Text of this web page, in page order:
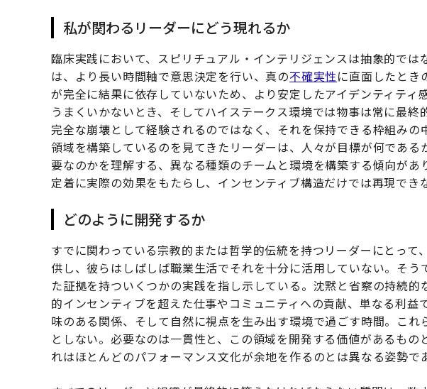
私が関わるリーダーにどう現れるか
臨床実践において、スピリチュアル・インテリジェンスは抽象的では
は、より長い時間軸で意思決定を行い、真の不確実性に直面したとき
が完全に結果に依存していないため、より安定したアイデンティティ
うまくいかないとき、そしてハイステークス環境では物事は常に最
完全な崩壊として経験されるのではなく、それを保持できる枠組み
領域を構築しているのを見てきたリーダーは、人々が目標が何であ
要なのかを理解する、異なる種類のチームと環境を構築する傾向があ
定着に実際の効果をもたらし、インセンティブ構造だけでは再現でき
どのように開発するか
すでに関わっている宗教的または哲学的伝統を持つリーダーにとって
供し、彼らはしばしば職業生活でそれを十分に活用していない。そう
た証拠を持ついくつかの実践を指し示している。沈黙と省察の持続
的インセンティブを超えた仕事やコミュニティへの貢献、単なる利益
味のある関係、そして自然に視点を生み出す環境で過ごす時間。こ
としない。必要なのは一貫性と、この領域を開発する価値があるもの
れはほとんどのパフォーマンス文化が余地を作るのとは異なる姿勢で